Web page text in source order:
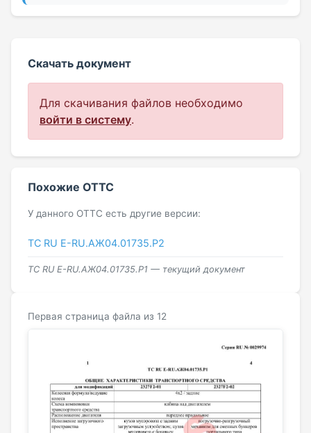
Скачать документ
Для скачивания файлов необходимо
войти в систему.
Похожие ОТТС
У данного ОТТС есть другие версии:
ТС RU Е-RU.АЖ04.01735.Р2
ТС RU Е-RU.АЖ04.01735.Р1 — текущий документ
Первая страница файла из 12